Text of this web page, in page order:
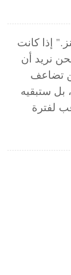
إذا كانت
نريد أن
تضاعف
ستبقيه
لفترة